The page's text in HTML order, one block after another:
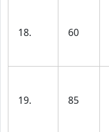
18. 60
19. 85